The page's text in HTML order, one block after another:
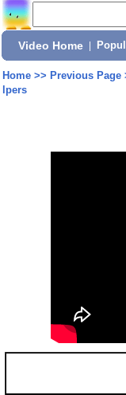
Video Home
Home>> Previous Page
lpers